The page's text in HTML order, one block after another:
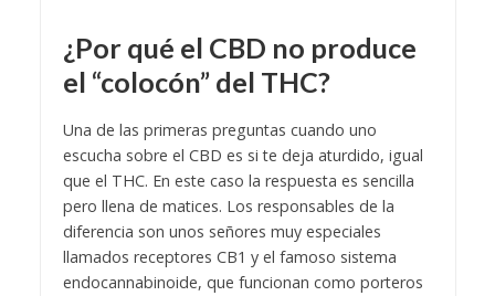
¿Por qué el CBD no produce
el “colocón” del THC?
Una de las primeras preguntas cuando uno
escucha sobre el CBD es si te deja aturdido, igual
que el THC. En este caso la respuesta es sencilla
pero llena de matices. Los responsables de la
diferencia son unos señores muy especiales
llamados receptores CB1 y el famoso sistema
endocannabinoide, que funcionan como porteros